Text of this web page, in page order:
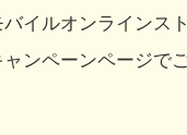
バイルオンラインス
ンペーンページで